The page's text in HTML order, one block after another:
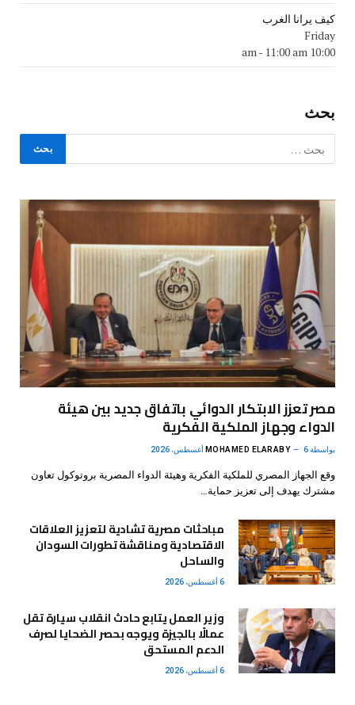
كيف يرانا الغرب
Friday
10:00 am
- 11:00 am
بحث
مصر تعزز الابتكار الدوائي باتفاق جديد بين هيئة
الدواء وجهاز الملكية الفكرية
بواسطة MOHAMED ELARABY 6 أغسطس، 2026
وقع الجهاز المصري للملكية الفكرية وهيئة الدواء المصرية بروتوكول تعاون
مشترك يهدف إلى تعزيز حماية…
مباحثات مصرية تشادية لتعزيز العلاقات
الاقتصادية ومناقشة تطورات السودان
والساحل
6 أغسطس، 2026
وزير العمل يتابع حادث انقلاب سيارة تقل
عمالًا بالجيزة ويوجه بحصر الضحايا لصرف
الدعم المستحق
6 أغسطس، 2026